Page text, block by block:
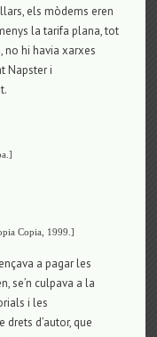
els mòdems eren
la tarifa plana, tot
no hi havia xarxes
Napster i
Copia, 1999.]
a pagar les
se’n culpava a la
i les
d’autor, que